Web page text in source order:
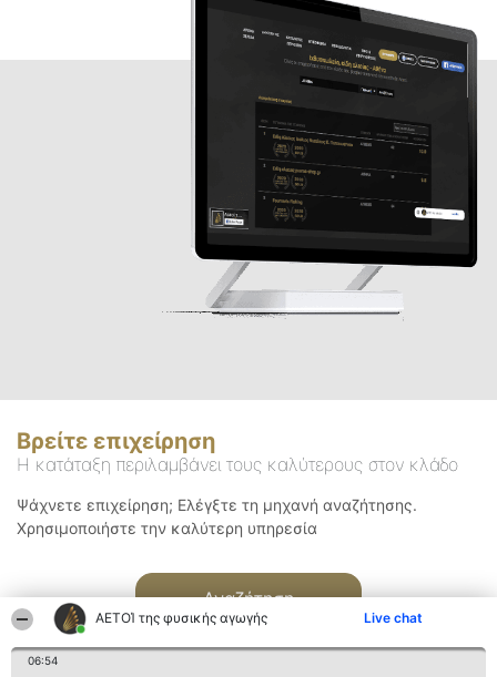
ΑΕΤΟΊ της φυσικής αγωγής Live chat
06:54
Βρείτε επιχείρηση
Η κατάταξη περιλαμβάνει τους καλύτερους στον κλάδο
Ψάχνετε επιχείρηση; Ελέγξτε τη μηχανή αναζήτησης.
Χρησιμοποιήστε την καλύτερη υπηρεσία
Αναζήτηση